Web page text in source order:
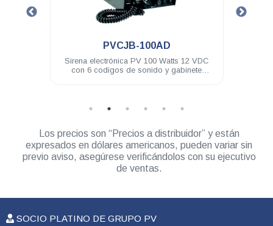
electrónica PV 100 Watts 12 VDC
con 6 codigos de sonido y gabinete
Sirena electrónica PV
Los precios son “Precios a distribuidor” y están
expresados en dólares americanos, pueden variar sin
previo aviso, asegúrese verificándolos con su ejecutivo
de ventas.
SOCIO PLATINO DE GRUPO PV